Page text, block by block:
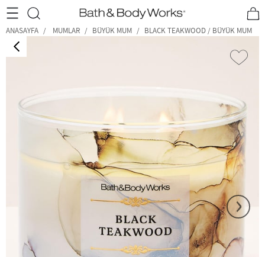
•2200₺ ve Üzeri Kargo Ücretsiz!• *Promosyon Detayları
ANASAYFA MUMLAR BÜYÜK MUM BLACK TEAKWOOD / BÜYÜK MUM
›